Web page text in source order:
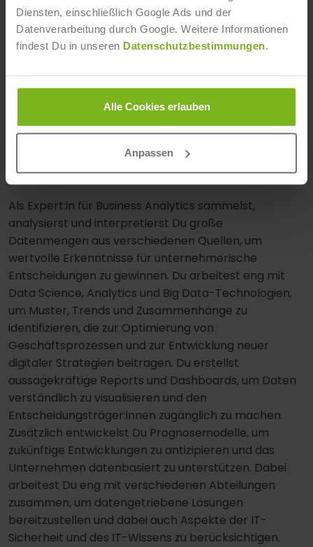
Diensten, einschließlich Google Ads und der
Datenverarbeitung durch Google. Weitere Informationen
findest Du in unseren Datenschutzbestimmungen.
Alle Cookies erlauben
Anpassen
DATA ANALYST
Als Expert:in für Business Analytics sammelst,
analysierst und interpretierst Du große
Datenmengen aus verschiedenen Quellen, um
wertvolle Erkenntnisse für unternehmerische
Entscheidungen zu gewinnen. Du arbeitest eng mit
Data Science, Analytics und Big Data-Technologien,
um Muster, Trends und Zusammenhänge zu
identifizieren, die zur Optimierung von
Geschäftsprozessen und zur Entwicklung neuer
digitaler Strategien beitragen. Du erstellst
aussagekräftige Reports und Dashboards, um Daten
verständlich zu visualisieren und den
Entscheidungsträger:innen zugänglich zu machen.
Zusätzlich entwickelst Du Prognosemodelle, um
zukünftige Entwicklungen zu antizipieren und das
Unternehmen datenbasiert zu unterstützen. Dabei
arbeitest Du eng mit verschiedenen Abteilungen
zusammen, um datengetriebene Lösungen
bereitzustellen und dabei auch Aspekte der IT-
Sicherheit und des IT-Wissens zu berücksichtigen.